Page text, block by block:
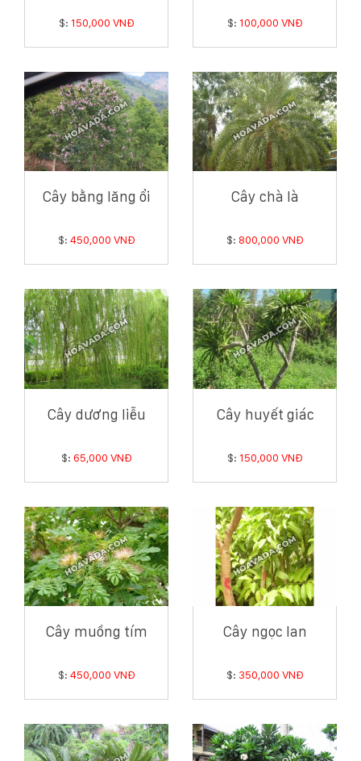
$: 150,000 VNĐ $: 100,000 VNĐ
Cây bằng lăng ổi
$: 450,000 VNĐ
Cây chà là
$: 800,000 VNĐ
Cây dương liễu
$: 65,000 VNĐ
Cây huyết giác
$: 150,000 VNĐ
Cây muồng tím
$: 450,000 VNĐ
Cây ngọc lan
$: 350,000 VNĐ